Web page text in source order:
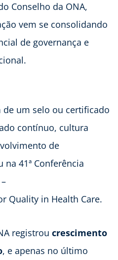
Conselho da ONA,
vem se consolidando
de governança e
de um selo ou certificado
contínuo, cultura
de
na 41ª Conferência
Quality in Health Care.
registrou crescimento
, e apenas no último